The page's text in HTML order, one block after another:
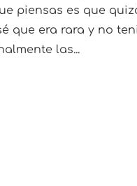
piensas es que
que era rara y no
las...